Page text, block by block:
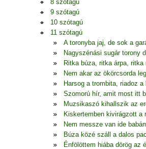
8 szótagú
9 szótagú
10 szótagú
11 szótagú
A toronyba jaj, de sok a
Nagyszénási sugár torony
Ritka búza, ritka árpa, ritka
Nem akar az ökörcsorda
Harsog a trombita, riadoz a
Szomorú hír, amit most itt
Muzsikaszó kihallszik az
Kiskertemben kivirágzott a
Nem messze van ide
Búza közé száll a dalos
Énfölöttem hiába dörög az